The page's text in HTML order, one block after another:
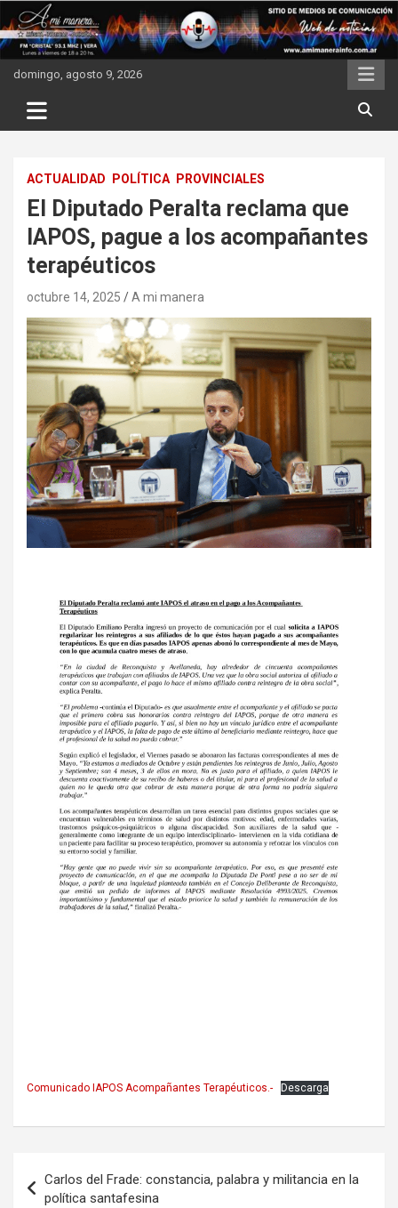
to
content
domingo, agosto 9, 2026
ACTUALIDAD POLÍTICA PROVINCIALES
El Diputado Peralta reclama que
IAPOS, pague a los acompañantes
terapéuticos
octubre 14, 2025 A mi manera
Comunicado IAPOS Acompañantes Terapéuticos.- Descarga
de
Carlos del Frade: constancia, palabra y militancia en la
política santafesina